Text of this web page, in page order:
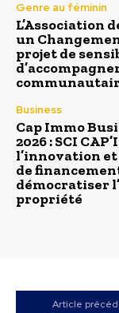
Genre au féminin
L’Association
un
projet de
Business
Cap Immo
2026 : SCI
l’innovation
de
démocratiser
propriété
Article